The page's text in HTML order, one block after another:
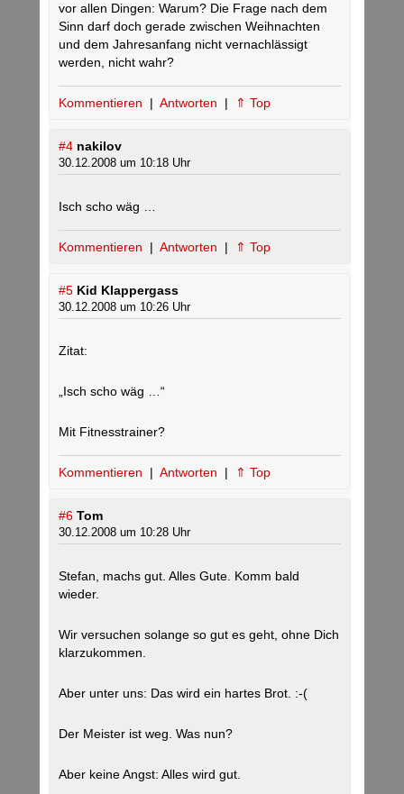
vor allen Dingen: Warum? Die Frage nach dem
Sinn darf doch gerade zwischen Weihnachten
und dem Jahresanfang nicht vernachlässigt
werden, nicht wahr?
Kommentieren | Antworten | ⇑ Top
#4 nakilov
30.12.2008 um 10:18 Uhr
Isch scho wäg …
Kommentieren | Antworten | ⇑ Top
#5 Kid Klappergass
30.12.2008 um 10:26 Uhr
Zitat:
„Isch scho wäg …“
Mit Fitnesstrainer?
Kommentieren | Antworten | ⇑ Top
#6 Tom
30.12.2008 um 10:28 Uhr
Stefan, machs gut. Alles Gute. Komm bald
wieder.
Wir versuchen solange so gut es geht, ohne Dich
klarzukommen.
Aber unter uns: Das wird ein hartes Brot. :-(
Der Meister ist weg. Was nun?
Aber keine Angst: Alles wird gut.